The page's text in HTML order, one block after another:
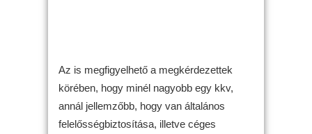
Az is megfigyelhető a megkérdezettek
körében, hogy minél nagyobb egy kkv,
annál jellemzőbb, hogy van általános
felelősségbiztosítása, illetve céges